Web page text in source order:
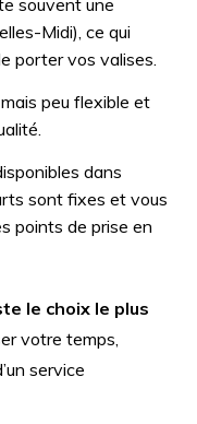
souvent une
Midi), ce qui
porter vos valises.
peu flexible et
dans
sont fixes et vous
points de prise en
le choix le plus
votre temps,
service